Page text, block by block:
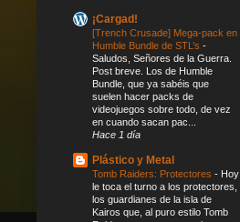
¡Cargad!
[Trench Crusade] Mega-pack en
Humble Bundle de STL’s -
Saludos, Señores de la Guerra.
Post breve. Los de Humble
Bundle, que ya sabéis que
suelen hacer packs de
videojuegos sobre todo, de vez
en cuando sacan pac...
Hace 1 día
Plástico y Metal
Tomb Raiders: Protectores - Hoy
le toca el turno a los protectores,
los guardianes de la isla de
Kairos que, al puro estilo Tomb